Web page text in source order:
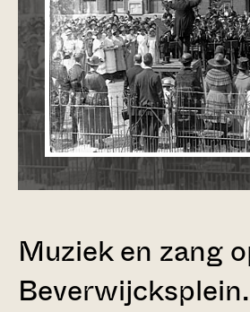
Muziek en zang
Beverwijcksplein.